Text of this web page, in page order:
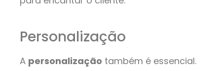
Personalização
A personalização também é essencial.